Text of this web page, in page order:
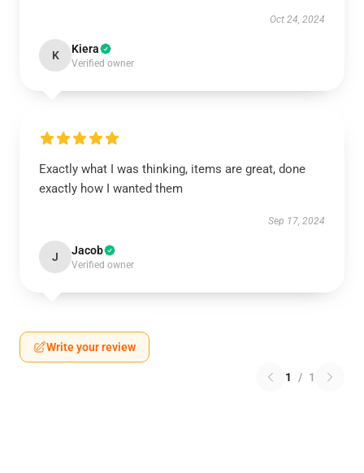
Oct 24, 2024
K Kiera
Verified owner
Exactly what I was thinking, items are great, done
exactly how I wanted them
Sep 17, 2024
J Jacob
Verified owner
Write your review
1 / 1